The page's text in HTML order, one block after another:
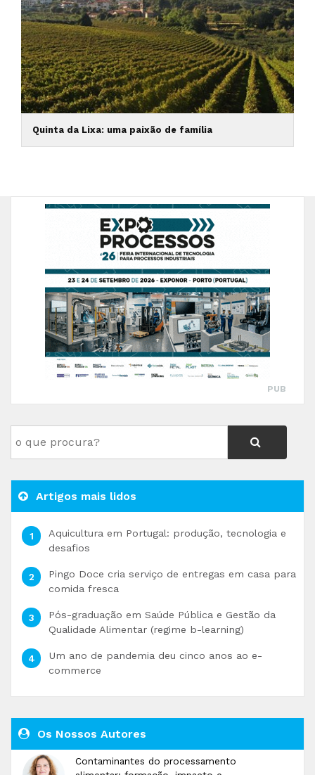
Quinta da Lixa: uma paixão de família
PUB
Artigos mais lidos
Aquicultura em Portugal: produção, tecnologia e
desafios
Pingo Doce cria serviço de entregas em casa para
comida fresca
Pós-graduação em Saúde Pública e Gestão da
Qualidade Alimentar (regime b-learning)
Um ano de pandemia deu cinco anos ao e-
commerce
Os Nossos Autores
Contaminantes do processamento